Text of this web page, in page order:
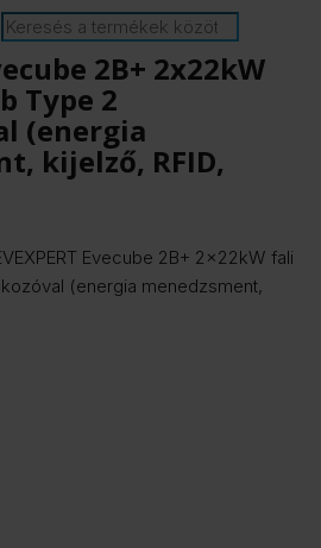
Search
2B+ 2x22kW
Type 2
(energia
kijelző, RFID,
Evecube 2B+ 2x22kW fali
(energia menedzsment,